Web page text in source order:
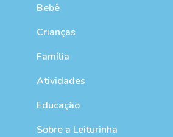
Bebê
Crianças
Família
Atividades
Educação
Sobre a Leiturinha